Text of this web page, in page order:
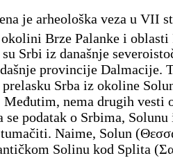
je arheološka veza u VII
okolini Brze Palanke i
Srbi iz današnje
provincije Dalmacije.
Srba iz okoline
Međutim, nema drugih vesti
se podatak o Srbima,
Naime, Solun
Solinu kod Splita